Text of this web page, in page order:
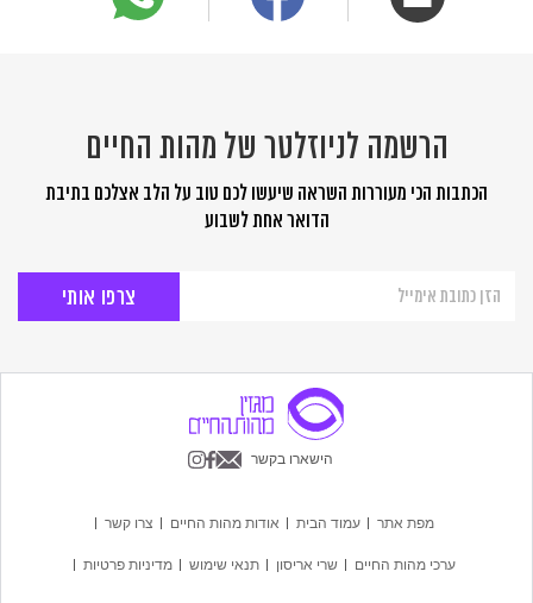
הרשמה לניוזלטר של מהות החיים
הכתבות הכי מעוררות השראה שיעשו לכם טוב על הלב אצלכם בתיבת
הדואר אחת לשבוע
לניוזלטר
החיים
הישארו בקשר
מפת אתר עמוד הבית אודות מהות החיים צרו קשר
ערכי מהות החיים שרי אריסון תנאי שימוש מדיניות פרטיות